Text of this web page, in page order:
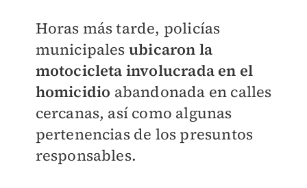
Horas más tarde, policías
municipales ubicaron la
motocicleta involucrada en el
homicidio abandonada en calles
cercanas, así como algunas
pertenencias de los presuntos
responsables.